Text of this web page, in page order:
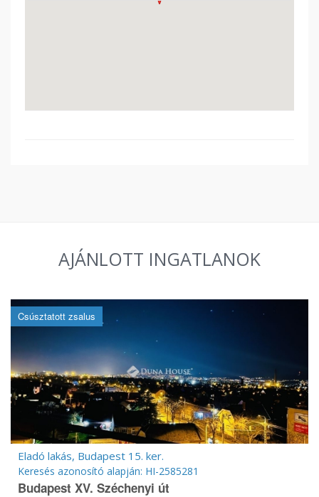
AJÁNLOTT INGATLANOK
Csúsztatott zsalus
Eladó lakás, Budapest 15. ker.
Keresés azonosító alapján: HI-2585281
Budapest XV. Széchenyi út